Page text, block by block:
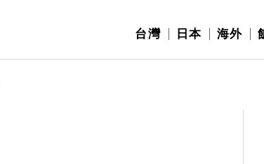
台灣 日本 海外